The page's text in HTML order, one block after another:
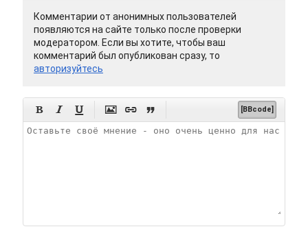
Комментарии от анонимных пользователей
появляются на сайте только после проверки
модератором. Если вы хотите, чтобы ваш
комментарий был опубликован сразу, то
авторизуйтесь
      [BBcode]